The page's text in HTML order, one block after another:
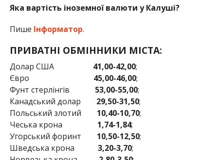
Яка вартість іноземної валюти у Калуші?
Пише Інформатор.
ПРИВАТНІ ОБМІННИКИ МІСТА:
Долар США 41,00-42,00;
Євро 45,00-46,00;
Фунт стерлінгів 53,00-55,00;
Канадський долар 29,50-31,50;
Польський злотий 10,40-10,70;
Чеська крона 1,74-1,84;
Угорський форинт 10,50-12,50;
Шведська крона 3,20-3,70;